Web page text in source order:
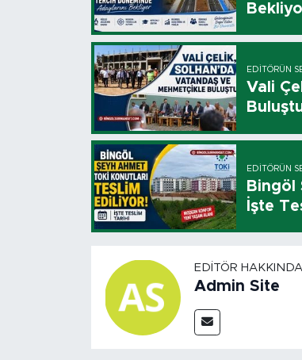
EDITÖRÜN
Vali
EDITÖRÜN
Bingöl
İşte
EDITÖR HAKKINDA
Admin Site